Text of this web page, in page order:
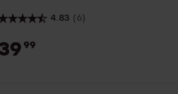
4.83 (6)
99